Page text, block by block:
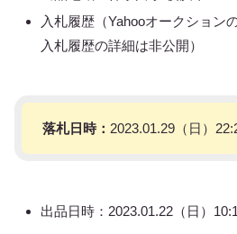
入札履歴（Yahooオークション
入札履歴の詳細は非公開）
落札日時： 2023.01.29（日）
出品日時：2023.01.22（日）